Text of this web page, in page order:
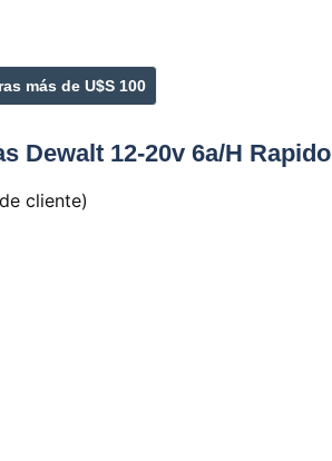
más de U$S 100
Dewalt 12-20v 6a/H Rapido
cliente)